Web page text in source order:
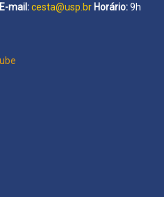
E-mail:cesta@usp.br Horário:9h